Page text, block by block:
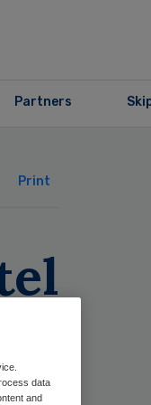
Partners
Print
data
and